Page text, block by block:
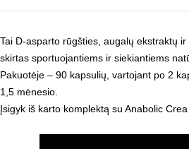
Tai D-asparto rūgšties, augalų ekstraktų ir
skirtas sportuojantiems ir siekiantiems
Pakuotėje – 90 kapsulių, vartojant po 2
1,5 mėnesio.
Įsigyk iš karto komplektą su Anabolic Crea